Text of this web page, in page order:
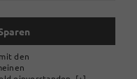
den